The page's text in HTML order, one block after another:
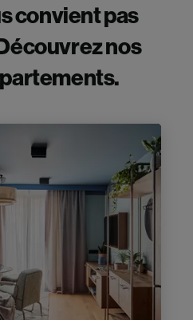
convient pas
nos